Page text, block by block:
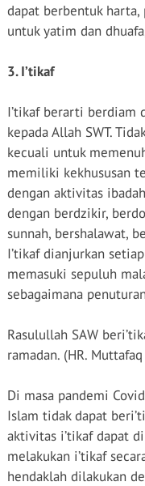
dapat berbentuk harta,
untuk yatim dan
3. I’tikaf
I’tikaf berarti berdiam
kepada Allah SWT.
kecuali untuk
memiliki kekhususan
dengan aktivitas
dengan berdzikir,
sunnah, bershalawat,
I’tikaf dianjurkan
memasuki sepuluh
sebagaimana
Rasulullah SAW
ramadan. (HR. Muttafaq
Di masa pandemi
Islam tidak dapat
aktivitas i’tikaf dapat
melakukan i’tikaf
hendaklah dilakukan